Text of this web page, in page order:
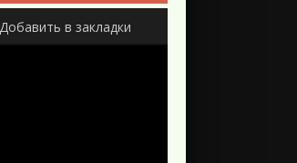
Добавить в закладки